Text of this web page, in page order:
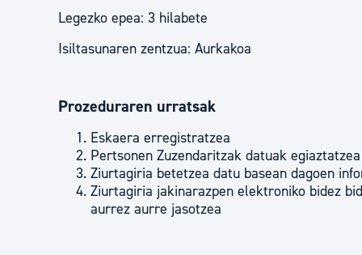
Legezko epea: 3 hilabete
Isiltasunaren zentzua: Aurkakoa
Prozeduraren urratsak
Eskaera erregistratzea
Pertsonen Zuzendaritzak datuak egiaztatzea
Ziurtagiria betetzea datu basean dagoen
Ziurtagiria jakinarazpen elektroniko bidez
aurrez aurre jasotzea